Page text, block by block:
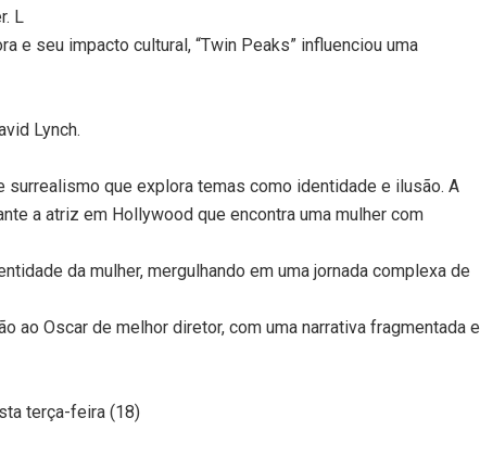
L
e seu impacto cultural, “Twin Peaks” influenciou uma
Lynch.
surrealismo que explora temas como identidade e ilusão. A
a atriz em Hollywood que encontra uma mulher com
da mulher, mergulhando em uma jornada complexa de
ao Oscar de melhor diretor, com uma narrativa fragmentada e
terça-feira (18)